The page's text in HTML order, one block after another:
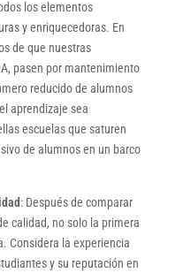
los elementos
y enriquecedoras. En
de que nuestras
pasen por mantenimiento
reducido de alumnos
aprendizaje sea
escuelas que saturen
de alumnos en un barco
: Después de comparar
calidad, no solo la primera
Considera la experiencia
y su reputación en